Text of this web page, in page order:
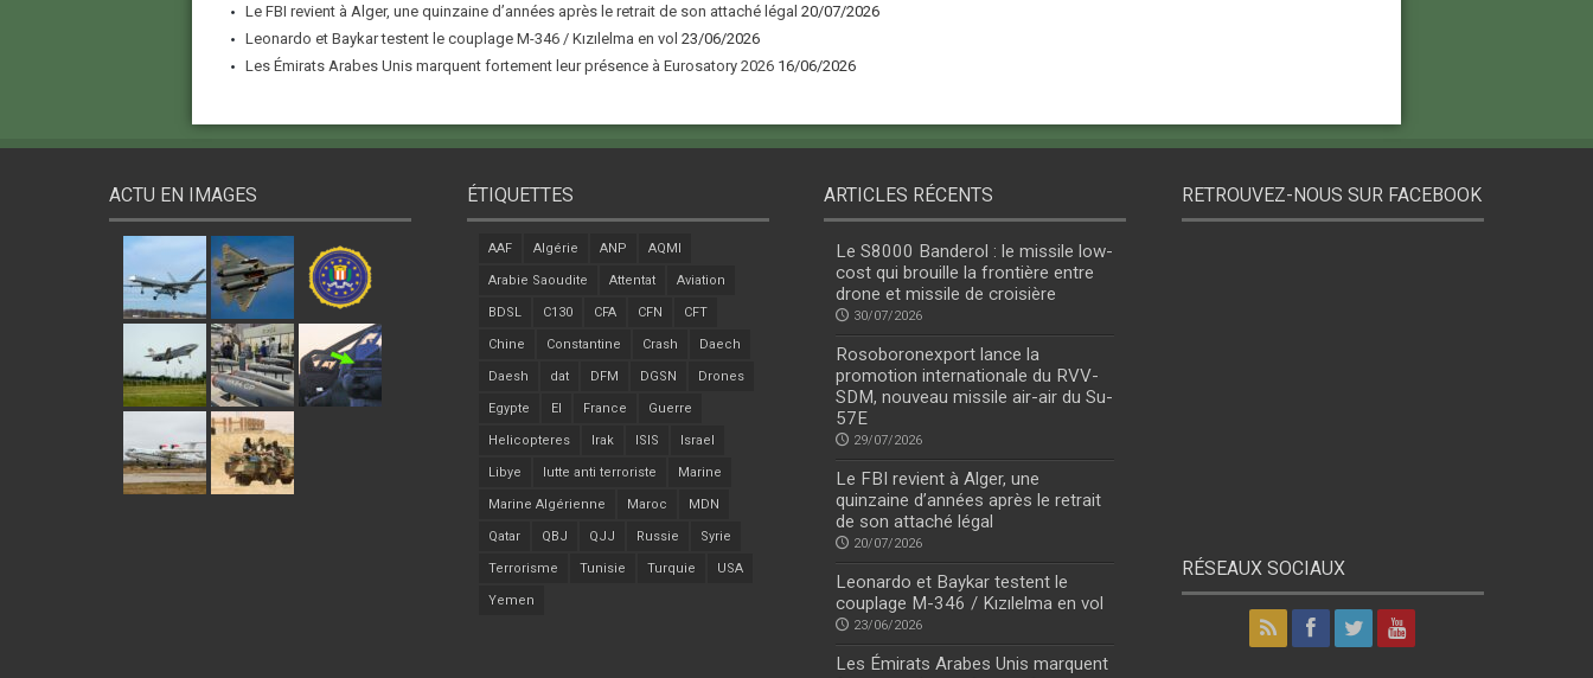
Le FBI revient à Alger, une quinzaine d’années après le retrait de son attaché légal 20/07/2026
Leonardo et Baykar testent le couplage M-346 / Kızılelma en vol 23/06/2026
Les Émirats Arabes Unis marquent fortement leur présence à Eurosatory 2026 16/06/2026
ACTU EN IMAGES ÉTIQUETTES
AAF Algérie ANP AQMI
Arabie Saoudite Attentat Aviation
BDSL C130 CFA CFN CFT
Chine Constantine Crash Daech
Daesh dat DFM DGSN Drones
Egypte EI France Guerre
Helicopteres Irak ISIS Israel
Libye lutte anti terroriste Marine
Marine Algérienne Maroc MDN
Qatar QBJ QJJ Russie Syrie
Terrorisme Tunisie Turquie USA
Yemen
ARTICLES RÉCENTS
Le S8000 Banderol : le missile low-
cost qui brouille la frontière entre
drone et missile de croisière
30/07/2026
Rosoboronexport lance la
promotion internationale du RVV-
SDM, nouveau missile air-air du Su-
57E
29/07/2026
Le FBI revient à Alger, une
quinzaine d’années après le retrait
de son attaché légal
20/07/2026
Leonardo et Baykar testent le
couplage M-346 / Kızılelma en vol
23/06/2026
Les Émirats Arabes Unis marquent
RETROUVEZ-NOUS SUR FACEBOOK
RÉSEAUX SOCIAUX